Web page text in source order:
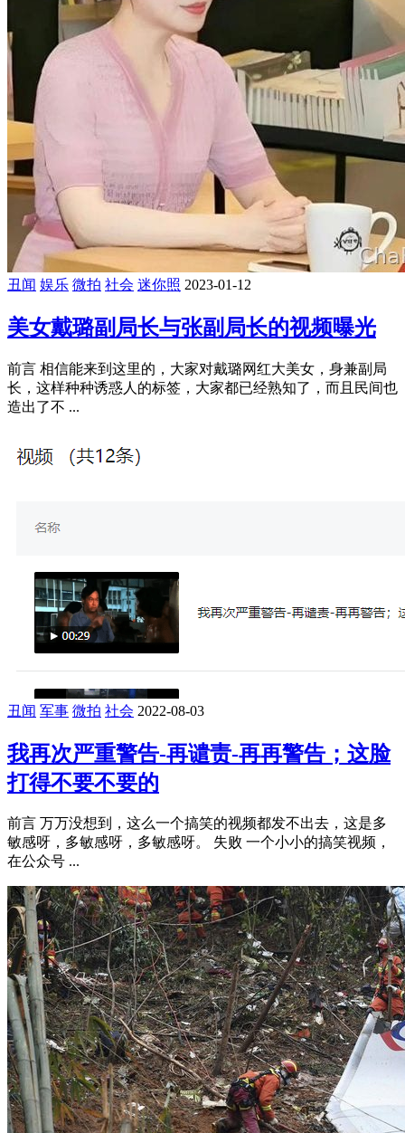
丑闻 娱乐 微拍 社会 迷你照 2023-01-12
美女戴璐副局长与张副局长的视频曝光
前言 相信能来到这里的，大家对戴璐网红大美女，身兼副局
长，这样种种诱惑人的标签，大家都已经熟知了，而且民间也
造出了不 ...
丑闻 军事 微拍 社会 2022-08-03
我再次严重警告-再谴责-再再警告；这脸
打得不要不要的
前言 万万没想到，这么一个搞笑的视频都发不出去，这是多
敏感呀，多敏感呀，多敏感呀。 失败 一个小小的搞笑视频，
在公众号 ...